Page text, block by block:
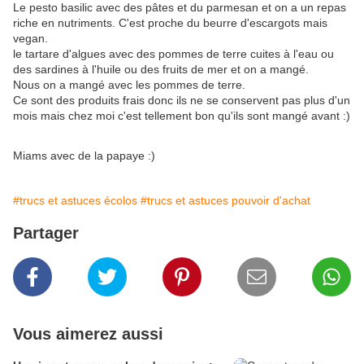
Le pesto basilic avec des pâtes et du parmesan et on a un repas
riche en nutriments. C'est proche du beurre d'escargots mais
vegan.
le tartare d'algues avec des pommes de terre cuites à l'eau ou
des sardines à l'huile ou des fruits de mer et on a mangé.
Nous on a mangé avec les pommes de terre.
Ce sont des produits frais donc ils ne se conservent pas plus d'un
mois mais chez moi c'est tellement bon qu'ils sont mangé avant :)
Miams avec de la papaye :)
#trucs et astuces écolos #trucs et astuces pouvoir d'achat
Partager
Vous aimerez aussi